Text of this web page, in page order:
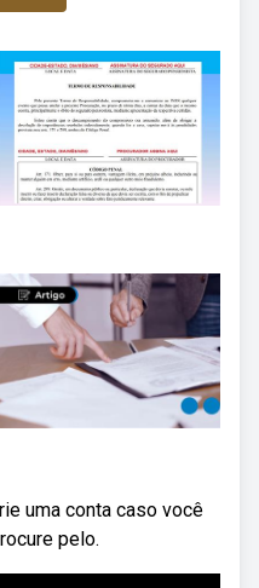
uma conta caso você
pelo.